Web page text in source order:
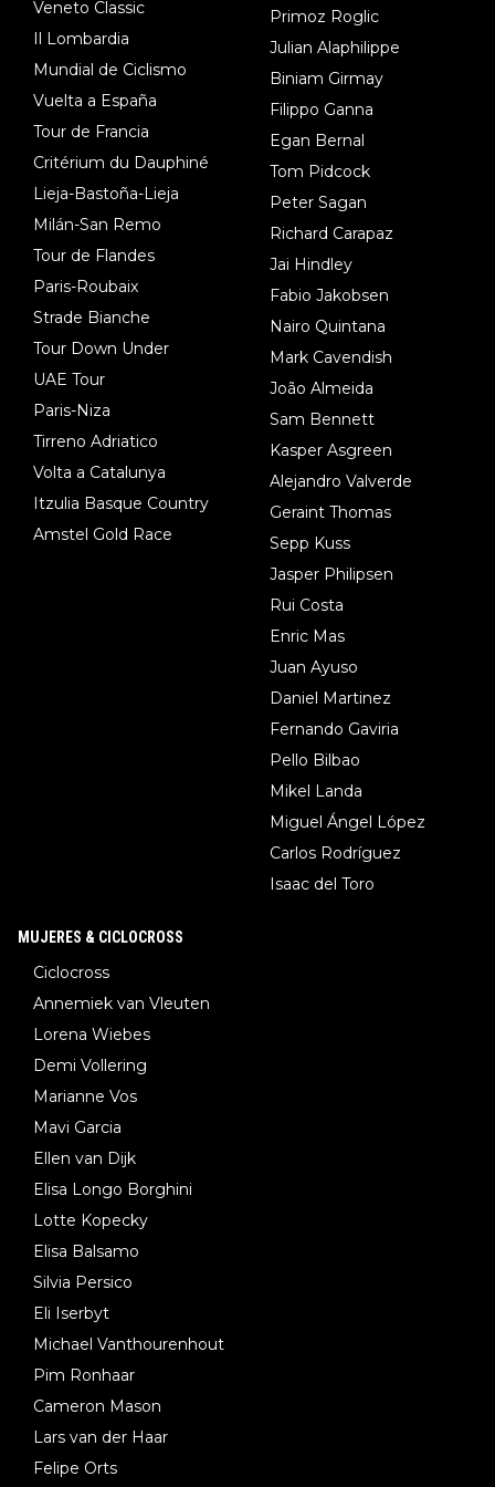
Veneto Classic
Il Lombardia
Mundial de Ciclismo
Vuelta a España
Tour de Francia
Critérium du Dauphiné
Lieja-Bastoña-Lieja
Milán-San Remo
Tour de Flandes
Paris-Roubaix
Strade Bianche
Tour Down Under
UAE Tour
Paris-Niza
Tirreno Adriatico
Volta a Catalunya
Itzulia Basque Country
Amstel Gold Race
Primoz Roglic
Julian Alaphilippe
Biniam Girmay
Filippo Ganna
Egan Bernal
Tom Pidcock
Peter Sagan
Richard Carapaz
Jai Hindley
Fabio Jakobsen
Nairo Quintana
Mark Cavendish
João Almeida
Sam Bennett
Kasper Asgreen
Alejandro Valverde
Geraint Thomas
Sepp Kuss
Jasper Philipsen
Rui Costa
Enric Mas
Juan Ayuso
Daniel Martinez
Fernando Gaviria
Pello Bilbao
Mikel Landa
Miguel Ángel López
Carlos Rodríguez
Isaac del Toro
MUJERES & CICLOCROSS
Ciclocross
Annemiek van Vleuten
Lorena Wiebes
Demi Vollering
Marianne Vos
Mavi Garcia
Ellen van Dijk
Elisa Longo Borghini
Lotte Kopecky
Elisa Balsamo
Silvia Persico
Eli Iserbyt
Michael Vanthourenhout
Pim Ronhaar
Cameron Mason
Lars van der Haar
Felipe Orts